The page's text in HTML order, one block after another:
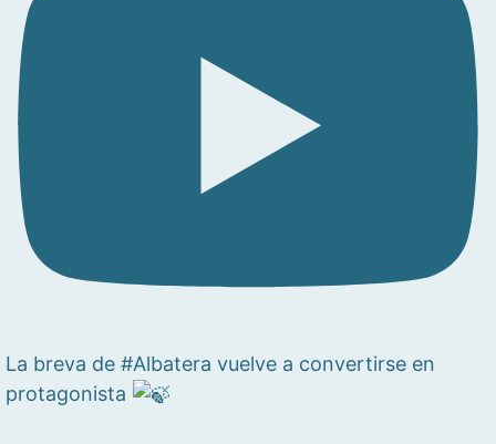
La breva de #Albatera vuelve a convertirse en
protagonista